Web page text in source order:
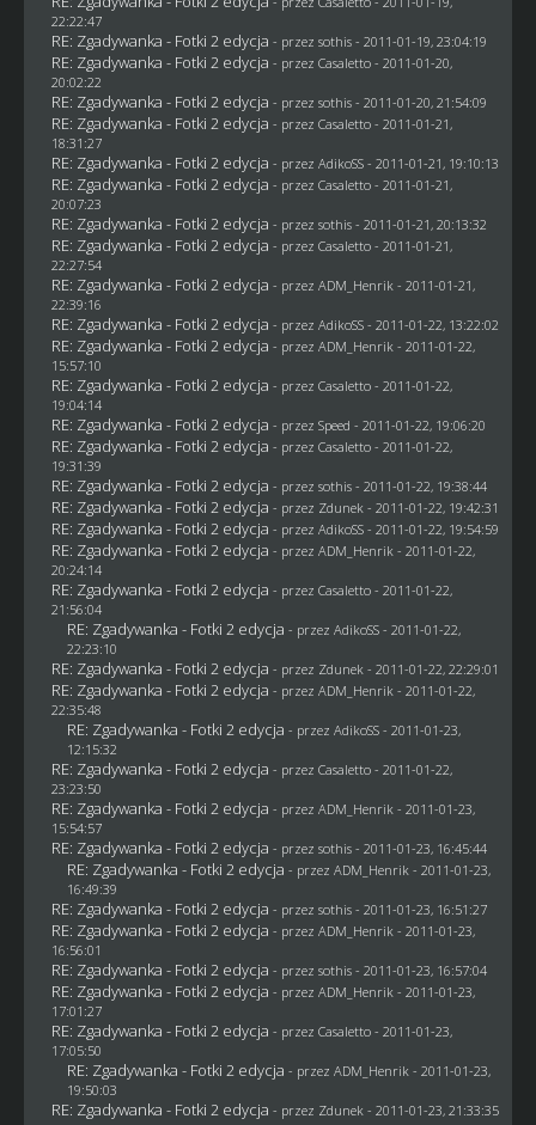
22:22:47
RE: Zgadywanka - Fotki 2 edycja - przez sothis- 2011-01-19, 23:04:19
RE: Zgadywanka - Fotki 2 edycja - przez Casaletto- 2011-01-20,
20:02:22
RE: Zgadywanka - Fotki 2 edycja - przez sothis- 2011-01-20, 21:54:09
RE: Zgadywanka - Fotki 2 edycja - przez Casaletto- 2011-01-21,
18:31:27
RE: Zgadywanka - Fotki 2 edycja - przez AdikoSS - 2011-01-21, 19:10:13
RE: Zgadywanka - Fotki 2 edycja - przez Casaletto- 2011-01-21,
20:07:23
RE: Zgadywanka - Fotki 2 edycja - przez sothis- 2011-01-21, 20:13:32
RE: Zgadywanka - Fotki 2 edycja - przez Casaletto- 2011-01-21,
22:27:54
RE: Zgadywanka - Fotki 2 edycja - przez ADM_Henrik - 2011-01-21,
22:39:16
RE: Zgadywanka - Fotki 2 edycja - przez AdikoSS - 2011-01-22, 13:22:02
RE: Zgadywanka - Fotki 2 edycja - przez ADM_Henrik - 2011-01-22,
15:57:10
RE: Zgadywanka - Fotki 2 edycja - przez Casaletto- 2011-01-22,
19:04:14
RE: Zgadywanka - Fotki 2 edycja - przez Speed - 2011-01-22, 19:06:20
RE: Zgadywanka - Fotki 2 edycja - przez Casaletto- 2011-01-22,
19:31:39
RE: Zgadywanka - Fotki 2 edycja - przez sothis- 2011-01-22, 19:38:44
RE: Zgadywanka - Fotki 2 edycja - przez Zdunek - 2011-01-22, 19:42:31
RE: Zgadywanka - Fotki 2 edycja - przez AdikoSS - 2011-01-22, 19:54:59
RE: Zgadywanka - Fotki 2 edycja - przez ADM_Henrik - 2011-01-22,
20:24:14
RE: Zgadywanka - Fotki 2 edycja - przez Casaletto- 2011-01-22,
21:56:04
RE: Zgadywanka - Fotki 2 edycja - przez AdikoSS - 2011-01-22,
22:23:10
RE: Zgadywanka - Fotki 2 edycja - przez Zdunek - 2011-01-22, 22:29:01
RE: Zgadywanka - Fotki 2 edycja - przez ADM_Henrik - 2011-01-22,
22:35:48
RE: Zgadywanka - Fotki 2 edycja - przez AdikoSS - 2011-01-23,
12:15:32
RE: Zgadywanka - Fotki 2 edycja - przez Casaletto- 2011-01-22,
23:23:50
RE: Zgadywanka - Fotki 2 edycja - przez ADM_Henrik - 2011-01-23,
15:54:57
RE: Zgadywanka - Fotki 2 edycja - przez sothis- 2011-01-23, 16:45:44
RE: Zgadywanka - Fotki 2 edycja - przez ADM_Henrik - 2011-01-23,
16:49:39
RE: Zgadywanka - Fotki 2 edycja - przez sothis- 2011-01-23, 16:51:27
RE: Zgadywanka - Fotki 2 edycja - przez ADM_Henrik - 2011-01-23,
16:56:01
RE: Zgadywanka - Fotki 2 edycja - przez sothis- 2011-01-23, 16:57:04
RE: Zgadywanka - Fotki 2 edycja - przez ADM_Henrik - 2011-01-23,
17:01:27
RE: Zgadywanka - Fotki 2 edycja - przez Casaletto- 2011-01-23,
17:05:50
RE: Zgadywanka - Fotki 2 edycja - przez ADM_Henrik - 2011-01-23,
19:50:03
RE: Zgadywanka - Fotki 2 edycja - przez Zdunek - 2011-01-23, 21:33:35